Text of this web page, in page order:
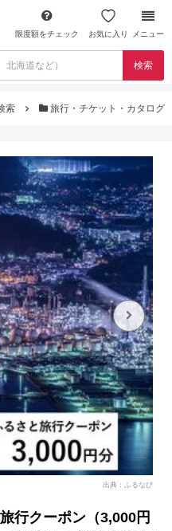
限度額をチェック お気に入り メニュー
検索
索 旅行・チケット・カタログ
出典：ふるなび
行クーポン（3,000円